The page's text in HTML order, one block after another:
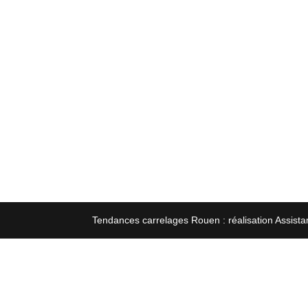
Tendances carrelages Rouen : réalisation